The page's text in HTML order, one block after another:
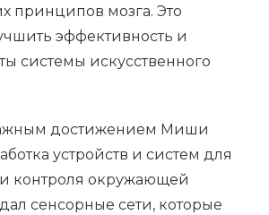
принципов мозга. Это
эффективность и
системы искусственного
достижением Миши
устройств и систем для
контроля окружающей
сенсорные сети, которые